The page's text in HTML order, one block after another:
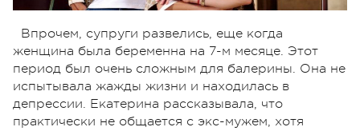
Впрочем, супруги развелись, еще когда
женщина была беременна на 7-м месяце. Этот
период был очень сложным для балерины. Она не
испытывала жажды жизни и находилась в
депрессии. Екатерина рассказывала, что
практически не общается с экс-мужем, хотя